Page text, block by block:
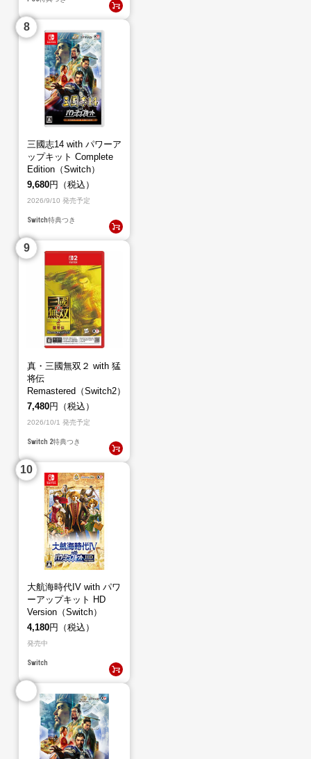
三國志14 with パワーア
ップキット Complete
Edition（Switch）
9,680円（税込）
2026/9/10 発売予定
Switch特典つき
真・三國無双２ with 猛
将伝
Remastered（Switch2）
7,480円（税込）
2026/10/1 発売予定
Switch 2特典つき
大航海時代IV with パワ
ーアップキット HD
Version（Switch）
4,180円（税込）
発売中
Switch